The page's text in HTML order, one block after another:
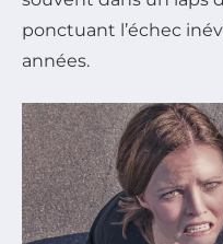
ponctuant l’échec
années.